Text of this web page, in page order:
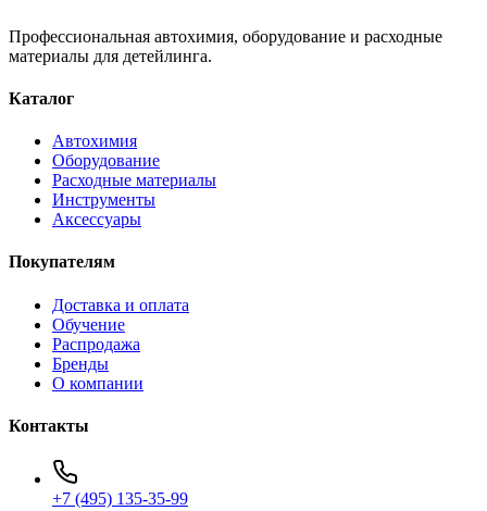
Профессиональная автохимия, оборудование и расходные
материалы для детейлинга.
Каталог
Автохимия
Оборудование
Расходные материалы
Инструменты
Аксессуары
Покупателям
Доставка и оплата
Обучение
Распродажа
Бренды
О компании
Контакты
+7 (495) 135-35-99